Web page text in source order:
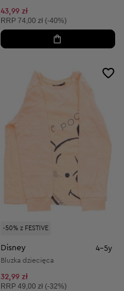
43,99 zł
Cena sugerowana:
RRP 74,00 zł (-40%)
-50% z FESTIVE
Disney 4-5y
Bluzka dziecięca
32,99 zł
Cena sugerowana:
RRP 49,00 zł (-32%)